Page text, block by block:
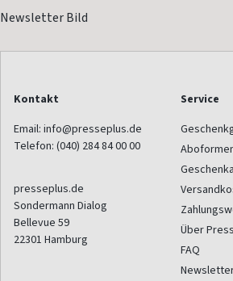
Kontakt
Email: info@presseplus.de
Telefon: (040) 284 84 00 00
presseplus.de
Sondermann Dialog
Bellevue 59
22301 Hamburg
Service
Über
FAQ